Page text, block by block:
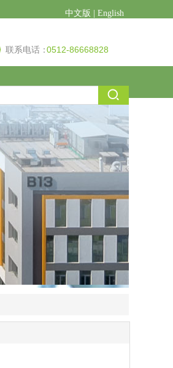
0512-86668828
联系电话：
中文版 English